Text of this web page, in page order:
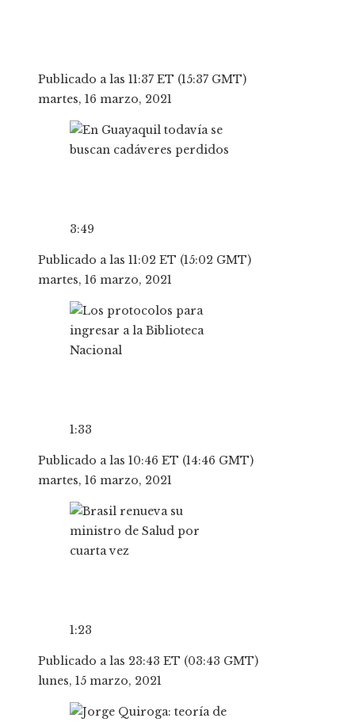
Publicado a las 11:37 ET (15:37 GMT)
martes, 16 marzo, 2021
3:49
Publicado a las 11:02 ET (15:02 GMT)
martes, 16 marzo, 2021
1:33
Publicado a las 10:46 ET (14:46 GMT)
martes, 16 marzo, 2021
1:23
Publicado a las 23:43 ET (03:43 GMT)
lunes, 15 marzo, 2021